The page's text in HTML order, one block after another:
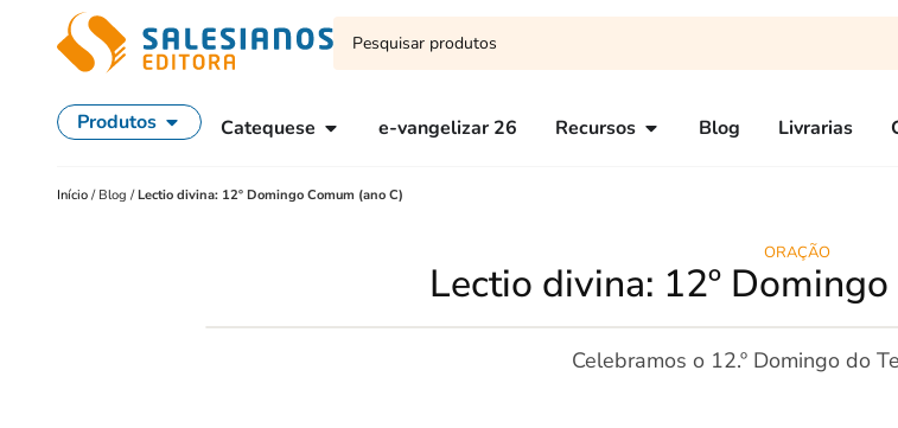
Produtos Catequese e-vangelizar 26 Recursos Blog Livrarias
Início / Blog /Lectio divina: 12º Domingo Comum (ano C)
ORAÇÃO
Lectio divina: 12º
Celebramos o 12.º Domingo do